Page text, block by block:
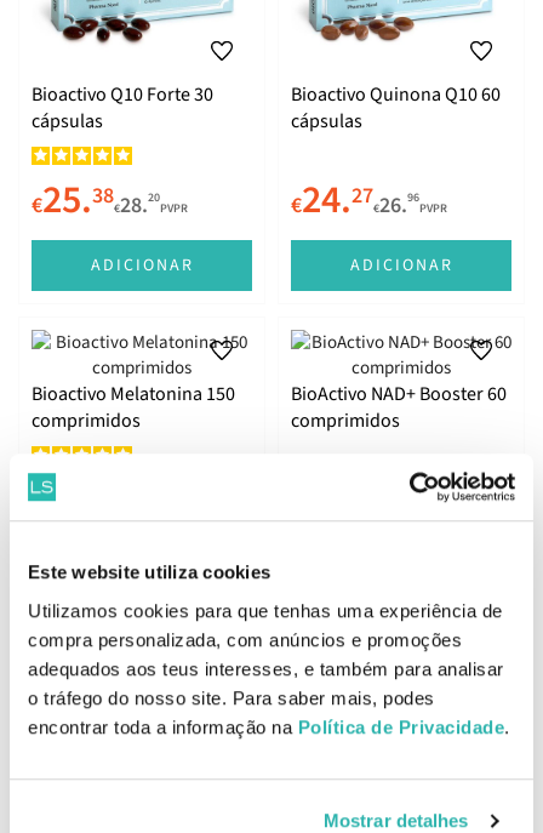
Este website utiliza cookies
Utilizamos cookies para que tenhas uma experiência de
compra personalizada, com anúncios e promoções
adequados aos teus interesses, e também para analisar
o tráfego do nosso site. Para saber mais, podes
encontrar toda a informação na Política de Privacidade.
Mostrar detalhes
Bioactivo Q10 Forte 30
cápsulas
€25.38€28.20
PVPR
ADICIONAR
Bioactivo Quinona Q10 60
cápsulas
€24.27€26.96
PVPR
ADICIONAR
Bioactivo Melatonina 150
comprimidos
€30.
ADICIONAR
BioActivo NAD+ Booster 60
comprimidos
97
PVPR
Bioactivo Q10 Forte 90
cápsulas
BioActvo Vitamina B12 60
comprimidos
22.